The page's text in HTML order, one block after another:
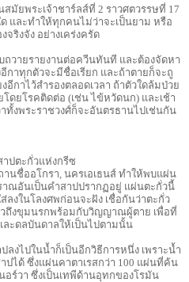
สมัยพระเจ้าชาร์ลส์ที่ 2 ราวศตวรรษที่ 17
ด และทําให้ทุกคนไม่ว่าจะเป็นยาม หรือ
จริงจัง อย่างเคร่งครัด
ถวายรายงานต่อควีนทันที และต้องจัดหา
าทุกตัวจะมีชื่อเรียก และถ้าตายก็จะถู
อีกาไว้สํารองตลอดเวลา ถ้าตัวใดล้มป่วย
ดยโรคติดต่อ (เช่น ไข้หวัดนก) และเช้า
ทั้งพระราชวงศ์ก็จะอันตรธานไปเช่นกัน
ปตะกั่วแห่งกรีซ
นชื่ออโกรา, นครเอเธนส์ ทําให้พบแผ่น
าณอันเป็นคําสาปปรากฏอยู่ แผ่นตะกั่วนี้
ส่ลงในโลงศพก่อนจะฝัง เชื่อกันว่าตะกั่ว
วถึงขุมนรกพร้อมกับวิญญาณผู้ตาย เพื่อที่
ะดลบันดาลให้เป็นไปตามนั้น
งไปในนํ้าก็เป็นอีกวิธีการหนึ่ง เพราะนํ้า
ปได้ ซึ่งแผ่นคาตาเรสกว่า 100 แผ่นที่ค้น
ร์วา ซึ่งเป็นเทพีด้านอุทกของโรมัน